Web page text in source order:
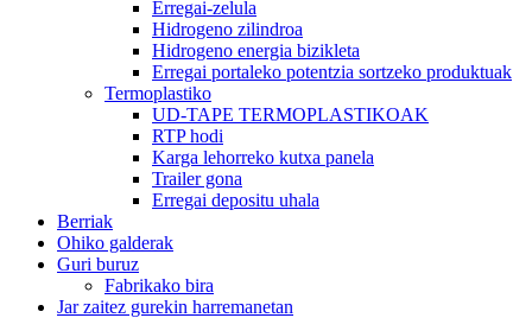
Erregai-zelula
Hidrogeno zilindroa
Hidrogeno energia bizikleta
Erregai portaleko potentzia sortzeko produktuak
Termoplastiko
UD-TAPE TERMOPLASTIKOAK
RTP hodi
Karga lehorreko kutxa panela
Trailer gona
Erregai depositu uhala
Berriak
Ohiko galderak
Guri buruz
Fabrikako bira
Jar zaitez gurekin harremanetan